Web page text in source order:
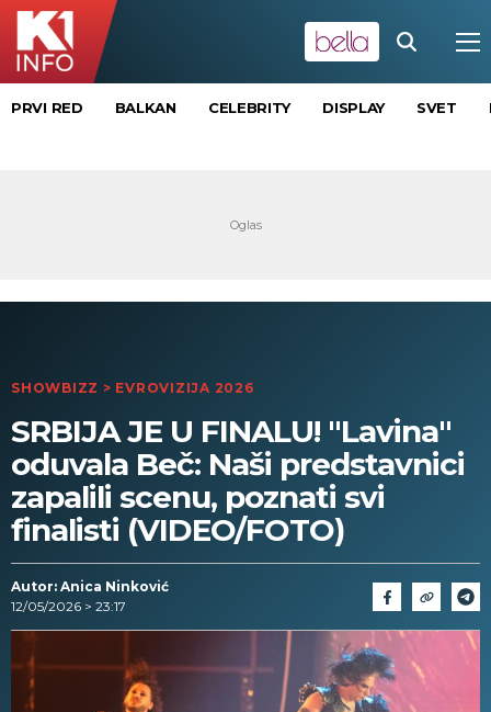
PRVI RED BALKAN CELEBRITY DISPLAY SVET
SHOWBIZZ > EVROVIZIJA 2026
SRBIJA JE U FINALU! "Lavina"
oduvala Beč: Naši predstavnici
zapalili scenu, poznati svi
finalisti (VIDEO/FOTO)
Autor: Anica Ninković
12/05/2026 > 23:17